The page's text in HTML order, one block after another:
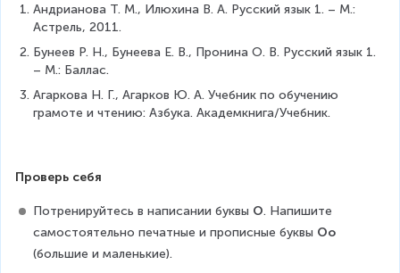
Андрианова Т. М., Илюхина В. А. Русский язык 1. – М.:
Астрель, 2011.
Бунеев Р. Н., Бунеева Е. В., Пронина О. В. Русский язык 1.
– М.: Баллас.
Агаркова Н. Г., Агарков Ю. А. Учебник по обучению
грамоте и чтению: Азбука. Академкнига/Учебник.
Проверь себя
Потренируйтесь в написании буквы О. Напишите
самостоятельно печатные и прописные буквы Оо
(большие и маленькие).